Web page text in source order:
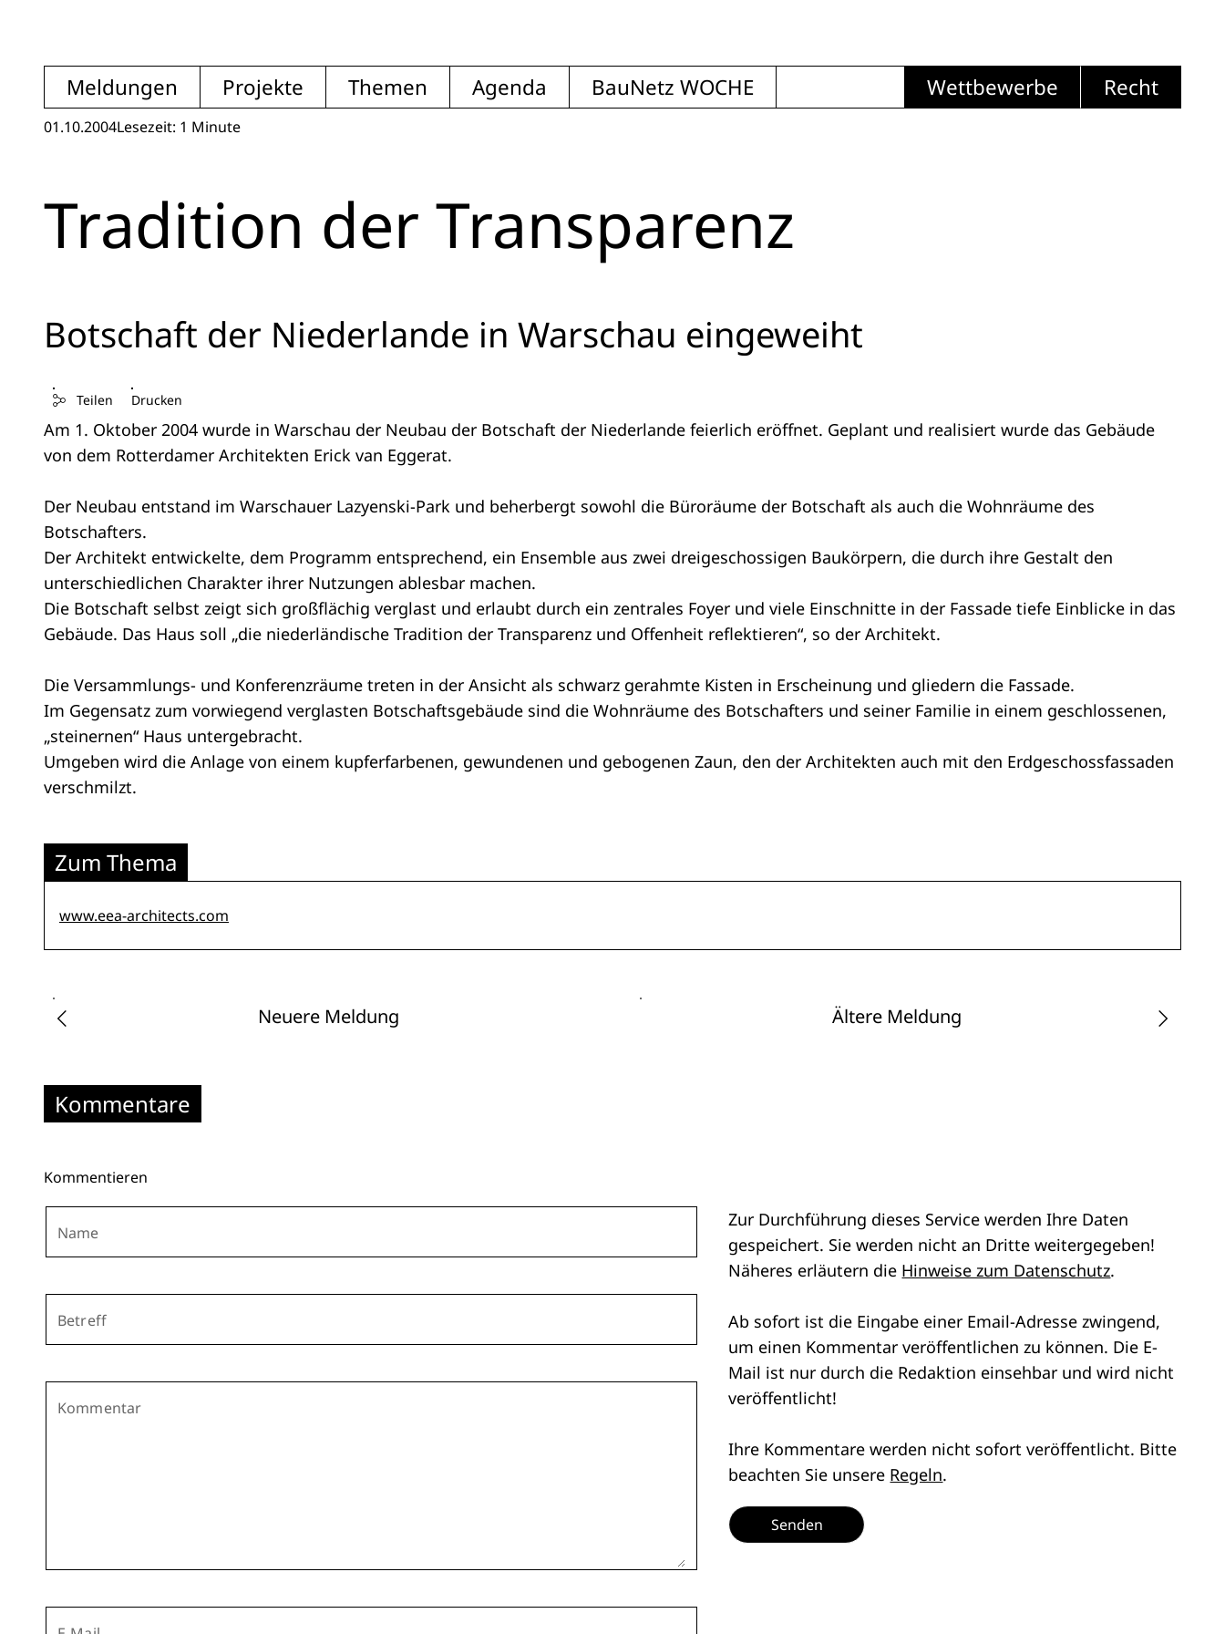
Meldungen Projekte Themen Agenda BauNetz WOCHE Wettbewerbe Recht
01.10.2004Lesezeit: 1 Minute
Tradition der Transparenz
Botschaft der Niederlande in Warschau eingeweiht
Teilen Drucken
Am 1. Oktober 2004 wurde in Warschau der Neubau der Botschaft der Niederlande feierlich eröffnet. Geplant und realisiert wurde das Gebäude
von dem Rotterdamer Architekten Erick van Eggerat.
Der Neubau entstand im Warschauer Lazyenski-Park und beherbergt sowohl die Büroräume der Botschaft als auch die Wohnräume des
Botschafters.
Der Architekt entwickelte, dem Programm entsprechend, ein Ensemble aus zwei dreigeschossigen Baukörpern, die durch ihre Gestalt den
unterschiedlichen Charakter ihrer Nutzungen ablesbar machen.
Die Botschaft selbst zeigt sich großflächig verglast und erlaubt durch ein zentrales Foyer und viele Einschnitte in der Fassade tiefe Einblicke in das
Gebäude. Das Haus soll „die niederländische Tradition der Transparenz und Offenheit reflektieren“, so der Architekt.
Die Versammlungs- und Konferenzräume treten in der Ansicht als schwarz gerahmte Kisten in Erscheinung und gliedern die Fassade.
Im Gegensatz zum vorwiegend verglasten Botschaftsgebäude sind die Wohnräume des Botschafters und seiner Familie in einem geschlossenen,
„steinernen“ Haus untergebracht.
Umgeben wird die Anlage von einem kupferfarbenen, gewundenen und gebogenen Zaun, den der Architekten auch mit den Erdgeschossfassaden
verschmilzt.
Zum Thema
www.eea-architects.com
Neuere Meldung Ältere Meldung
Kommentare
Kommentieren
Name
Betreff
Kommentar
Zur Durchführung dieses Service werden Ihre Daten
gespeichert. Sie werden nicht an Dritte weitergegeben!
Näheres erläutern die Hinweise zum Datenschutz.
Ab sofort ist die Eingabe einer Email-Adresse zwingend,
um einen Kommentar veröffentlichen zu können. Die E-
Mail ist nur durch die Redaktion einsehbar und wird nicht
veröffentlicht!
Ihre Kommentare werden nicht sofort veröffentlicht. Bitte
beachten Sie unsere Regeln.
Senden